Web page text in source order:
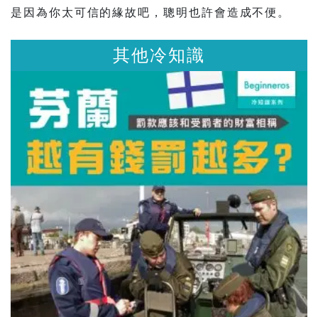
是因為你太可信的緣故吧，聰明也許會造成不便。
其他冷知識